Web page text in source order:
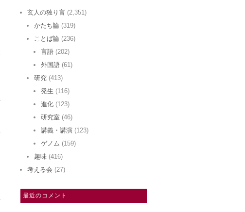
玄人の独り言 (2,351)
かたち論 (319)
ことば論 (236)
言語 (202)
外国語 (61)
研究 (413)
発生 (116)
進化 (123)
研究室 (46)
講義・講演 (123)
ゲノム (159)
趣味 (416)
考える会 (27)
最近のコメント